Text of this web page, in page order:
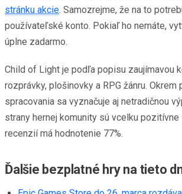
stránku akcie. Samozrejme, že na to
používateľské konto. Pokiaľ ho nemáte,
úplne zadarmo.
Child of Light je podľa popisu zaujímavou
rozprávky, plošinovky a RPG žánru. Okrem
spracovania sa vyznačuje aj netradičnou
strany hernej komunity sú vcelku pozitívne
recenzií má hodnotenie 77%.
Ďalšie bezplatné hry na tieto